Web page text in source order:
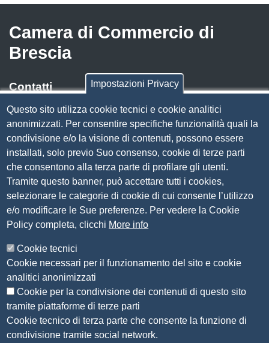
Camera di Commercio di
Brescia
Contatti
Via Luigi Einaudi, 23, 25121 Brescia BS
Tel. 030 37251
PECcamera.brescia@bs.legalmail.camcom.it
P.IVA 00859790172
C.F. 80013870177
Contatti
Amministrazione Trasparente
Organizzazione
Bandi di concorso
Bandi di gara e contratti
Provvedimenti
Attività e procedimenti
Seguici su
Impostazioni Privacy
Questo sito utilizza cookie tecnici e cookie analitici
anonimizzati. Per consentire specifiche funzionalità quali la
condivisione e/o la visione di contenuti, possono essere
installati, solo previo Suo consenso, cookie di terze parti
che consentono alla terza parte di profilare gli utenti.
Tramite questo banner, può accettare tutti i cookies,
selezionare le categorie di cookie di cui consente l’utilizzo
e/o modificare le Sue preferenze. Per vedere la Cookie
Policy completa, clicchi More info
Cookie tecnici
Cookie necessari per il funzionamento del sito e cookie
analitici anonimizzati
Cookie per la condivisione dei contenuti di questo sito
tramite piattaforme di terze parti
Cookie tecnico di terza parte che consente la funzione di
condivisione tramite social network.